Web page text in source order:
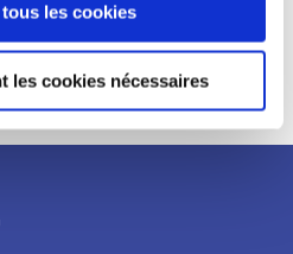
les cookies
les cookies nécessaires